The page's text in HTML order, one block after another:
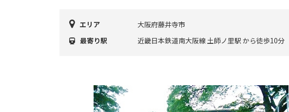
エリア
大阪府藤井寺市
最寄り駅
近畿日本鉄道南大阪線 土師ノ里駅 から徒歩10分